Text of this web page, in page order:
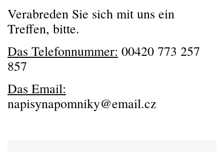
Verabreden Sie sich mit uns ein
Treffen, bitte.
Das Telefonnummer: 00420 773 257
857
Das Email:
napisynapomniky@email.cz